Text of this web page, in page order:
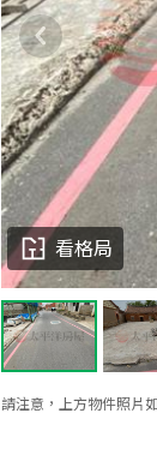
請注意，上方物件照片
看格局